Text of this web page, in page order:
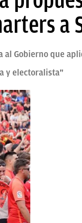
a
al Gobierno que
y electoralista"